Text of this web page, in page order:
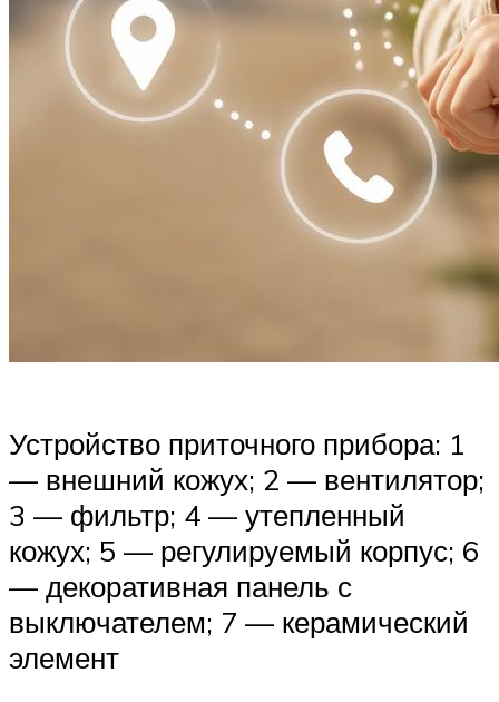
Устройство приточного прибора: 1
— внешний кожух; 2 — вентилятор;
3 — фильтр; 4 — утепленный
кожух; 5 — регулируемый корпус; 6
— декоративная панель с
выключателем; 7 — керамический
элемент